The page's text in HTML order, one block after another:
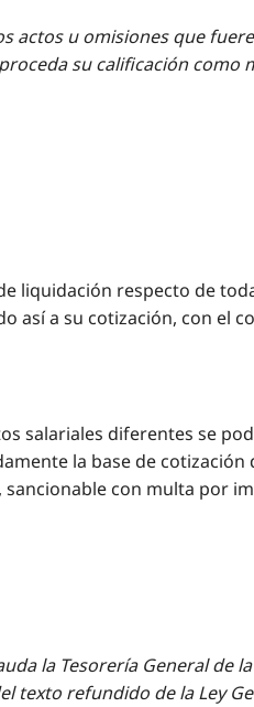
actos u omisiones que
su calificación como
liquidación respecto de
así a su cotización, con el
salariales diferentes se
la base de cotización
con multa por
la Tesorería General de
texto refundido de la Ley